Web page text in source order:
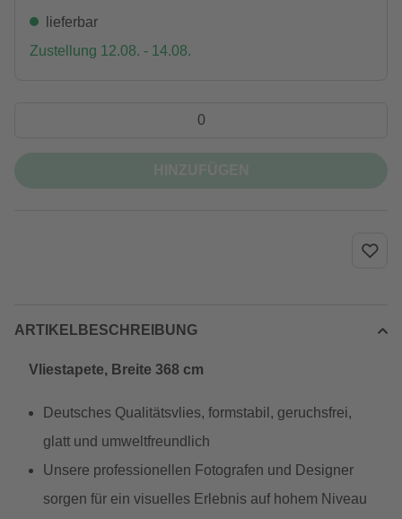
lieferbar
Zustellung 12.08. - 14.08.
ARTIKELBESCHREIBUNG
Vliestapete, Breite 368 cm
Deutsches Qualitätsvlies, formstabil, geruchsfrei,
glatt und umweltfreundlich
Unsere professionellen Fotografen und Designer
sorgen für ein visuelles Erlebnis auf hohem Niveau